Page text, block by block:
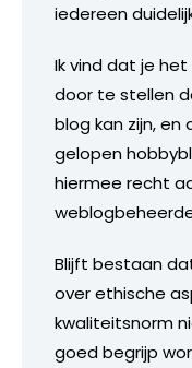
iedereen
Ik vind dat je
door te stellen
blog kan zijn,
gelopen
hiermee recht
Blijft bestaan
over ethische
kwaliteitsnorm
goed begrijp